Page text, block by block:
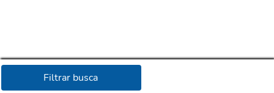
Filtrar busca